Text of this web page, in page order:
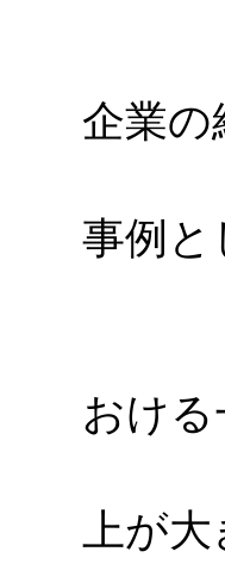
4-3
企業の
事例と
牛
4-4
おける
上が大